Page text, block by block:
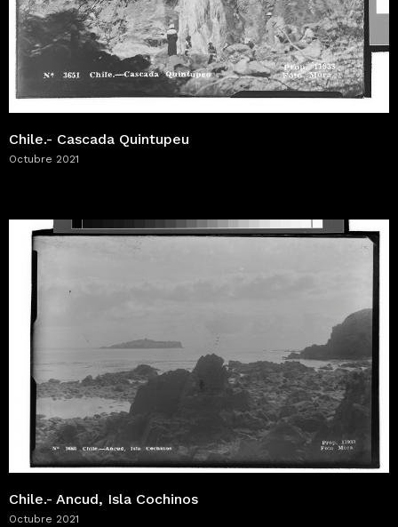
Chile.- Cascada Quintupeu
Octubre 2021
Chile.- Ancud, Isla Cochinos
Octubre 2021